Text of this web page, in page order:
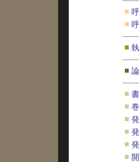
■
■
■
■
■
■
■
■
■
■